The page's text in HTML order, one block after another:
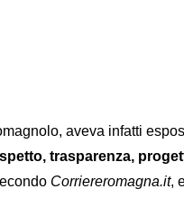
aveva infatti
trasparenza,
Corriereromagna.it,